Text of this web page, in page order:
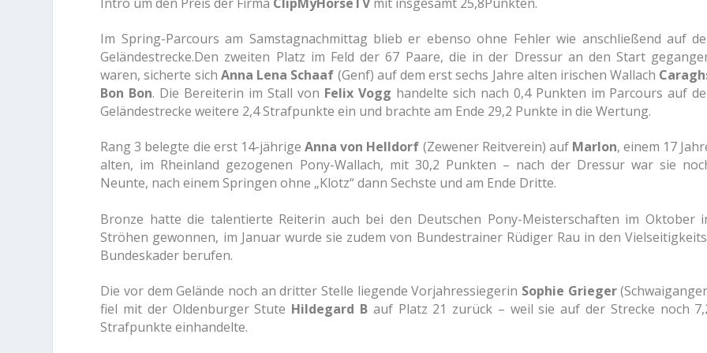
Im Spring-Parcours am Samstagnachmittag blieb er ebenso ohne Fehler wie anschließend auf
Geländestrecke.Den zweiten Platz im Feld der 67 Paare, die in der Dressur an den Start
waren,sicherte sich Anna Lena Schaaf (Genf) auf dem erst sechs Jahre alten irischen Wallach
Bon Bon. Die Bereiterin im Stall von Felix Vogg handelte sich nach 0,4 Punkten im Parcoursauf
Geländestrecke weitere 2,4 Strafpunkte ein und brachte am Ende 29,2 Punkte in dieWertung.
Rang 3 belegte die erst 14-jährigeAnna von Helldorf (Zewener Reitverein) auf Marlon, einem 17
alten, im Rheinland gezogenen Pony-Wallach, mit 30,2 Punkten – nach der Dressurwar sie
Neunte, nach einem Springen ohne „Klotz“ dann Sechste und am Ende Dritte.
Bronze hatte die talentierte Reiterin auch bei den Deutschen Pony-Meisterschaften im Oktober
Ströhen gewonnen, im Januar wurde sie zudem von Bundestrainer Rüdiger Rau in den
Bundeskader berufen.
Die vor dem Gelände noch an dritter Stelle liegende Vorjahressiegerin Sophie Grieger
fiel mit der Oldenburger Stute Hildegard Bauf Platz 21 zurück – weil sie aufder Strecke noch
Strafpunkte einhandelte.